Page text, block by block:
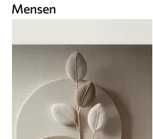
Mensen